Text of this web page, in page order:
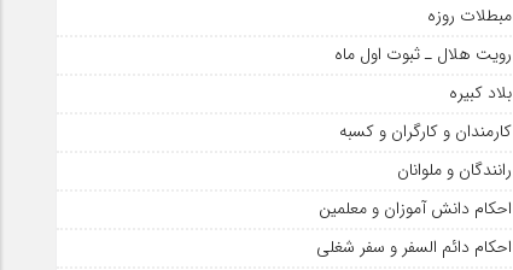
مبطلات روزه
رویت هلال ـ ثبوت اول ماه
بلاد کبیره
کارمندان و کارگران و کسبه
رانندگان و ملوانان
احکام دانش آموزان و معلمین
احکام دائم السفر و سفر شغلی